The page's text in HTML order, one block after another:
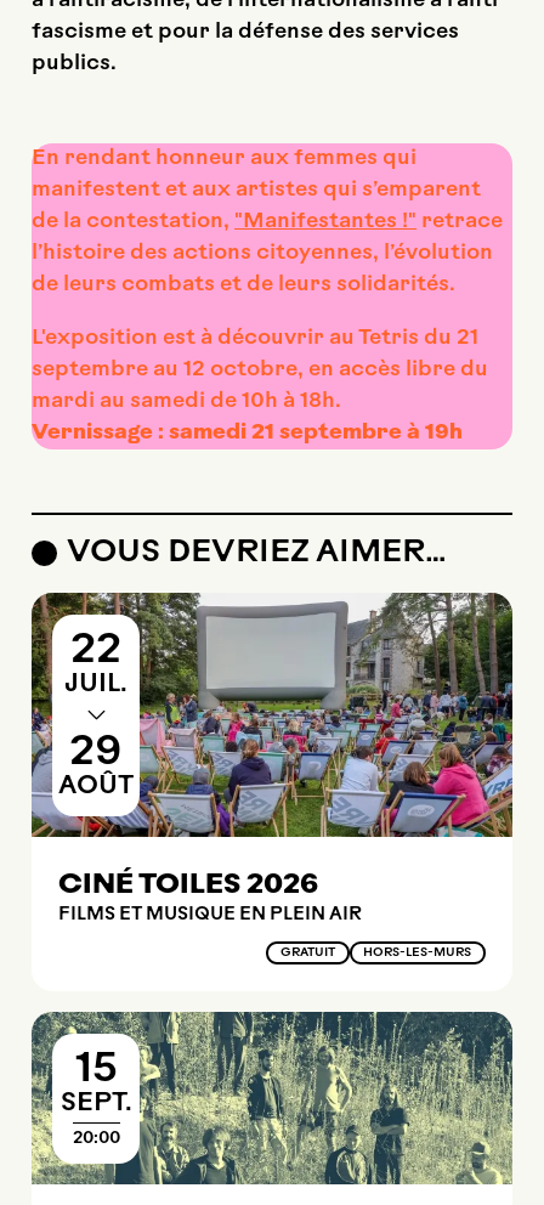
fascisme et pour la défense des services
publics.
En rendant honneur aux femmes qui
manifestent et aux artistes qui s’emparent
de la contestation, "Manifestantes !" retrace
l’histoire des actions citoyennes, l’évolution
de leurs combats et de leurs solidarités.
L'exposition est à découvrir au Tetris du 21
septembre au 12 octobre, en accès libre du
mardi au samedi de 10h à 18h.
Vernissage : samedi 21 septembre à 19h
VOUS DEVRIEZ AIMER…
22
JUILLET
JUIL.
29
AOÛT
AOÛT
CINÉ TOILES 2026
FILMS ET MUSIQUE EN PLEIN AIR
GRATUIT HORS-LES-MURS
15
SEPTEMBRE
SEPT.
20:00